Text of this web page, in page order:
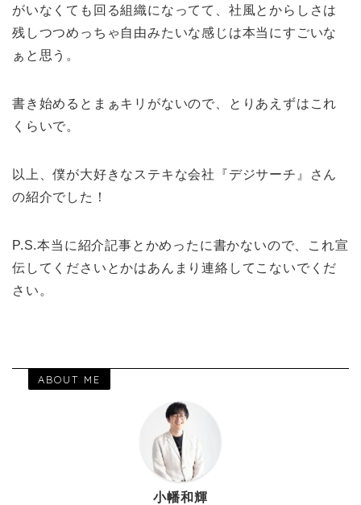
がいなくても回る組織になってて、社風とからしさは
残しつつめっちゃ自由みたいな感じは本当にすごいな
ぁと思う。
書き始めるとまぁキリがないので、とりあえずはこれ
くらいで。
以上、僕が大好きなステキな会社『デジサーチ』さん
の紹介でした！
P.S.本当に紹介記事とかめったに書かないので、これ宣
伝してくださいとかはあんまり連絡してこないでくだ
さい。
ABOUT ME
小幡和輝